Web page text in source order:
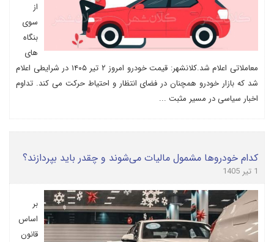
از
سوی
بنگاه
های
معاملاتی اعلام شد.کلانشهر: قیمت خودرو امروز ۲ تیر ۱۴۰۵ در شرایطی اعلام
شد که بازار خودرو همچنان در فضای انتظار و احتیاط حرکت می کند. تداوم
اخبار سیاسی در مسیر مثبت ...
کدام خودروها مشمول مالیات می‌شوند و چقدر باید بپردازند؟
1 تیر 1405
بر
اساس
قانون